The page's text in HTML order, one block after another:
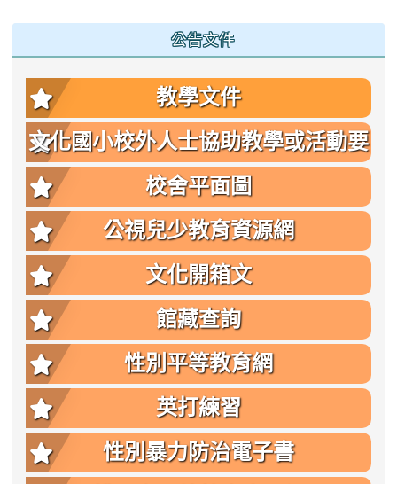
公告文件
教學文件
文化國小校外人士協助教學或活動要
點
校舍平面圖
公視兒少教育資源網
文化開箱文
館藏查詢
性別平等教育網
英打練習
性別暴力防治電子書